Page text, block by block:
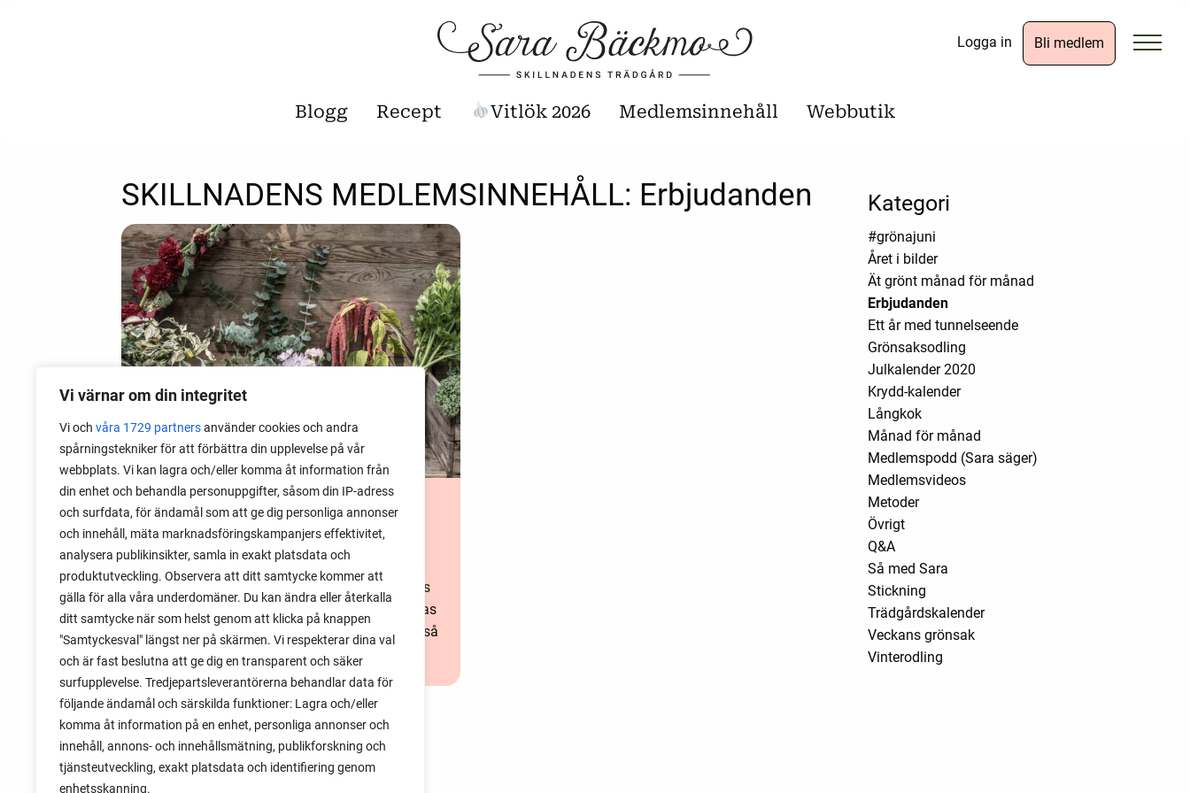
Vi värnar om din integritet
Vi och våra 1729 partnersanvänder cookies och andra
spårningstekniker för att förbättra din upplevelse på vår
webbplats. Vi kan lagra och/eller komma åt information från
din enhet och behandla personuppgifter, såsom din IP-adress
och surfdata, för ändamål som att ge dig personliga annonser
och innehåll, mäta marknadsföringskampanjers effektivitet,
analysera publikinsikter, samla in exakt platsdata och
produktutveckling. Observera att ditt samtycke kommer att
gälla för alla våra underdomäner. Du kan ändra eller återkalla
ditt samtycke när som helst genom att klicka på knappen
"Samtyckesval" längst ner på skärmen. Vi respekterar dina val
och är fast beslutna att ge dig en transparent och säker
surfupplevelse. Tredjepartsleverantörerna behandlar data för
följande ändamål och särskilda funktioner: Lagra och/eller
komma åt information på en enhet, personliga annonser och
innehåll, annons- och innehållsmätning, publikforskning och
tjänsteutveckling, exakt platsdata och identifiering genom
enhetsskanning.
Logga in Bli medlem
Blogg Recept Vitlök 2026 Medlemsinnehåll Webbutik
SKILLNADENS MEDLEMSINNEHÅLL: Erbjudanden
MEDLEMSINNEHÅLL
15 december 2025
Medlemsrabatt på alla Impectas
fröer
Till och med 17 december har alla Skillnadens
medlemmar 25 goa procent rabatt på Impectas
utbud av fröer. Rabatten gäller alla fröer - också
nyheterna inför 2026.
Kategori
#grönajuni
Året i bilder
Ät grönt månad för månad
Erbjudanden
Ett år med tunnelseende
Grönsaksodling
Julkalender 2020
Krydd-kalender
Långkok
Månad för månad
Medlemspodd (Sara säger)
Medlemsvideos
Metoder
Övrigt
Q&A
Så med Sara
Stickning
Trädgårdskalender
Veckans grönsak
Vinterodling